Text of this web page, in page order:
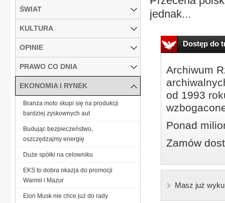
jednak...
Dostęp do
Archiwum
od 1993
Ponad
Zamów
Masz już
ŚWIAT
KULTURA
OPINIE
PRAWO CO DNIA
EKONOMIA I RYNEK
Branża moto skupi się na produkcji
bardziej zyskownych aut
Budując bezpieczeństwo,
oszczędzajmy energię
Duże spółki na celowniku
EKS to dobra okazja do promocji
Warmii i Mazur
Elon Musk nie chce już do rady